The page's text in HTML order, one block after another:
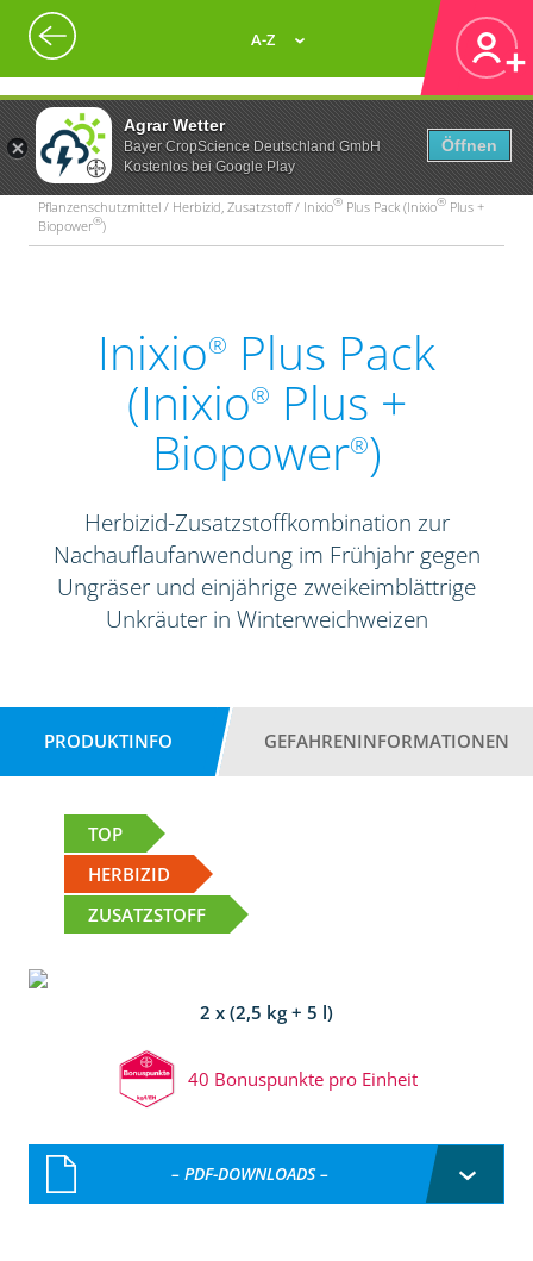
Agrar Wetter
Bayer CropScience Deutschland GmbH
Kostenlos bei Google Play
Öffnen
A-Z
Pflanzenschutzmittel / Herbizid, Zusatzstoff / Inixio® Plus Pack (Inixio® Plus +
Biopower®)
Inixio® Plus Pack
(Inixio® Plus +
Biopower®)
Herbizid-Zusatzstoffkombination zur
Nachauflaufanwendung im Frühjahr gegen
Ungräser und einjährige zweikeimblättrige
Unkräuter in Winterweichweizen
PRODUKTINFO GEFAHRENINFORMATIONEN
TOP
HERBIZID
ZUSATZSTOFF
2 x (2,5 kg + 5 l)
40 Bonuspunkte pro Einheit
– PDF-DOWNLOADS –